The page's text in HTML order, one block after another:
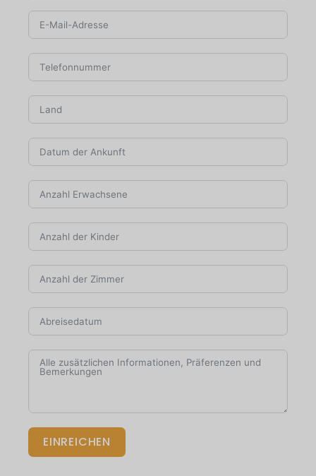
EINREICHEN